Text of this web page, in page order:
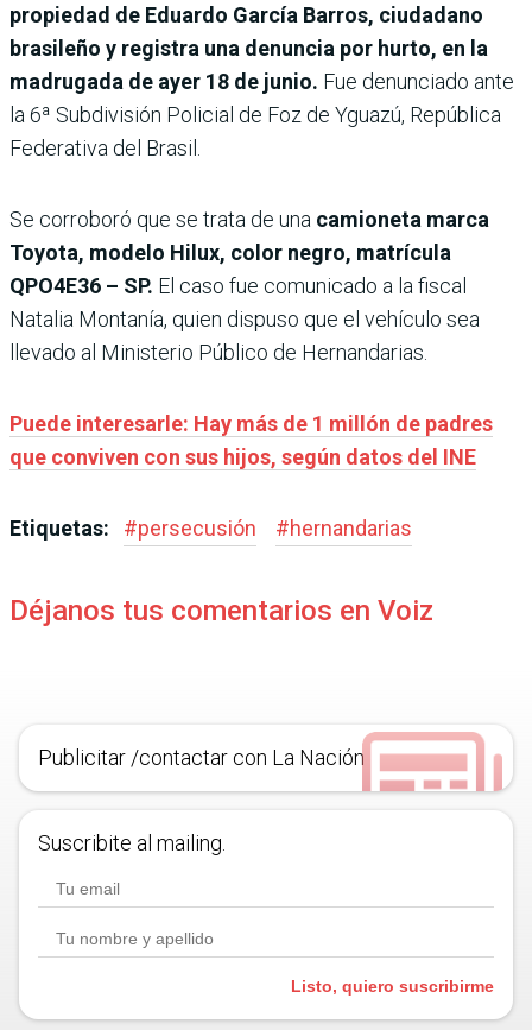
propiedad de Eduardo García Barros, ciudadano
brasileño y registra una denuncia por hurto, en la
madrugada de ayer 18 de junio. Fue denunciado ante
la 6ª Subdivisión Policial de Foz de Yguazú, República
Federativa del Brasil.
Se corroboró que se trata de una camioneta marca
Toyota, modelo Hilux, color negro, matrícula
QPO4E36 – SP. El caso fue comunicado a la fiscal
Natalia Montanía, quien dispuso que el vehículo sea
llevado al Ministerio Público de Hernandarias.
Puede interesarle: Hay más de 1 millón de padres
que conviven con sus hijos, según datos del INE
Etiquetas: #persecusión #hernandarias
Déjanos tus comentarios en Voiz
Publicitar /contactar con La Nación
Suscribite al mailing.
Listo, quiero suscribirme